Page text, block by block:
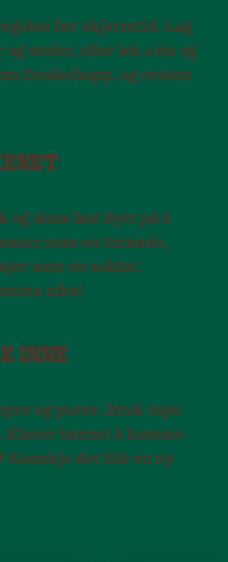
før skjermtid. Lag
stoler, eller lek «vis og
froskehopp, og resten
dans løs! Bytt på å
som en tornado,
som en soldat.
niks!
INNE
og puter. Bruk tape
Klarer barnet å komme
Kanskje det blir en ny